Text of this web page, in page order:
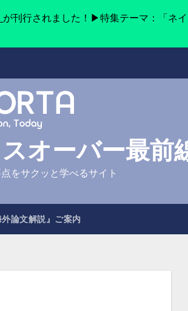
オーバー最前
をサクッと学べるサイト
外論文解説』ご案内
が刊行されました！▶特集テーマ：「ネ